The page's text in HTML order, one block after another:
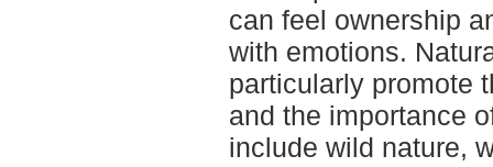
can feel ownership
with emotions.
particularly promote
and the importance
include wild nature,